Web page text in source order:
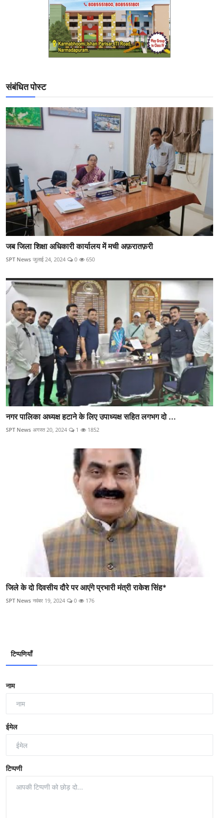
संबंधित पोस्ट
जब जिला शिक्षा अधिकारी कार्यालय में मची अफ़रातफ़री
SPT News जुलाई 24, 2024 0 650
नगर पालिका अध्यक्ष हटाने के लिए उपाध्यक्ष सहित लगभग दो ...
SPT News अगस्त 20, 2024 1 1852
जिले के दो दिवसीय दौरे पर आएंगे प्रभारी मंत्री राकेश सिंह*
SPT News नवंबर 19, 2024 0 176
टिप्पणियाँ
नाम
ईमेल
टिप्पणी